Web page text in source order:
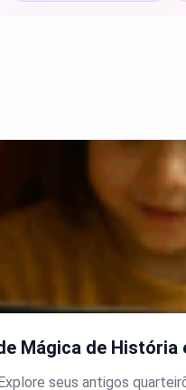
Mágica de História
seus antigos